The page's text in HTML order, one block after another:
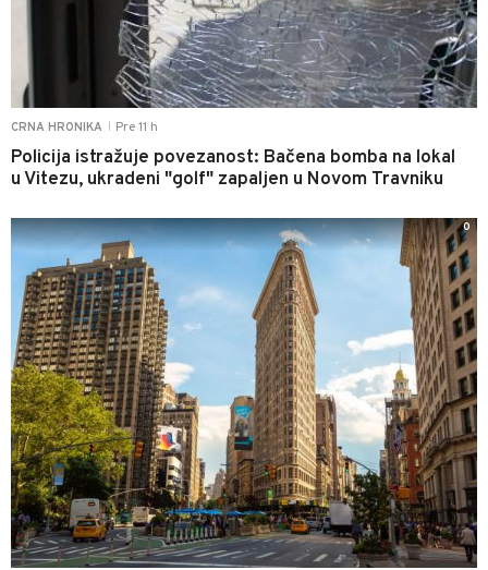
CRNA HRONIKA Pre 11 h
Policija istražuje povezanost: Bačena bomba na lokal
u Vitezu, ukradeni "golf" zapaljen u Novom Travniku
0